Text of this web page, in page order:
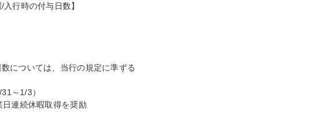
行時の付与日数】
については、当行の規定に準ずる
～1/3）
連続休暇取得を奨励